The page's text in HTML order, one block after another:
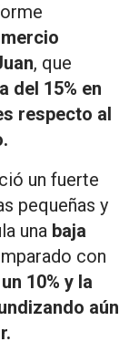
, que
del 15% en
respecto al
un fuerte
pequeñas y
una baja
con
10% y la
aún